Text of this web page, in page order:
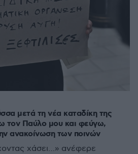
μετά τη νέα καταδίκη της
τον Παύλο μου και φεύγω,
ανακοίνωση των ποινών
χάσει…» ανέφερε